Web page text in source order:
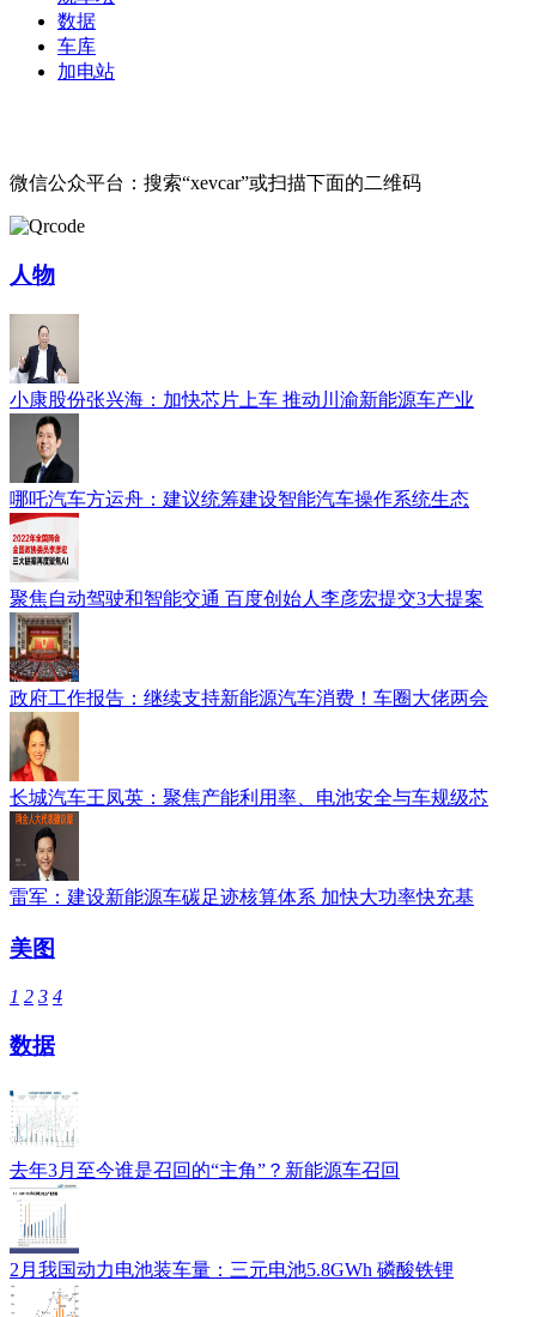
数据
车库
加电站
微信公众平台：搜索“xevcar”或扫描下面的二维码
人物
小康股份张兴海：加快芯片上车 推动川渝新能源车产业
哪吒汽车方运舟：建议统筹建设智能汽车操作系统生态
聚焦自动驾驶和智能交通 百度创始人李彦宏提交3大提案
政府工作报告：继续支持新能源汽车消费！车圈大佬两会
长城汽车王凤英：聚焦产能利用率、电池安全与车规级芯
雷军：建设新能源车碳足迹核算体系 加快大功率快充基
美图
1 2 3 4
数据
去年3月至今谁是召回的“主角”？新能源车召回
2月我国动力电池装车量：三元电池5.8GWh 磷酸铁锂